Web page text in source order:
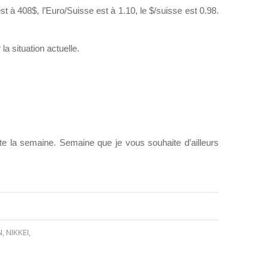
à 408$, l’Euro/Suisse est à 1.10, le $/suisse est 0.98.
situation actuelle.
semaine. Semaine que je vous souhaite d’ailleurs
, NIKKEI,